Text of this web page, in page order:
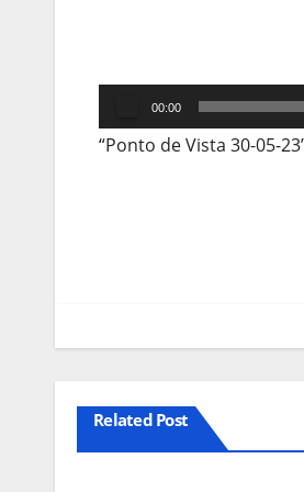
Reprodutor
de
00:00
“Ponto de Vista 30-05-
Related Post